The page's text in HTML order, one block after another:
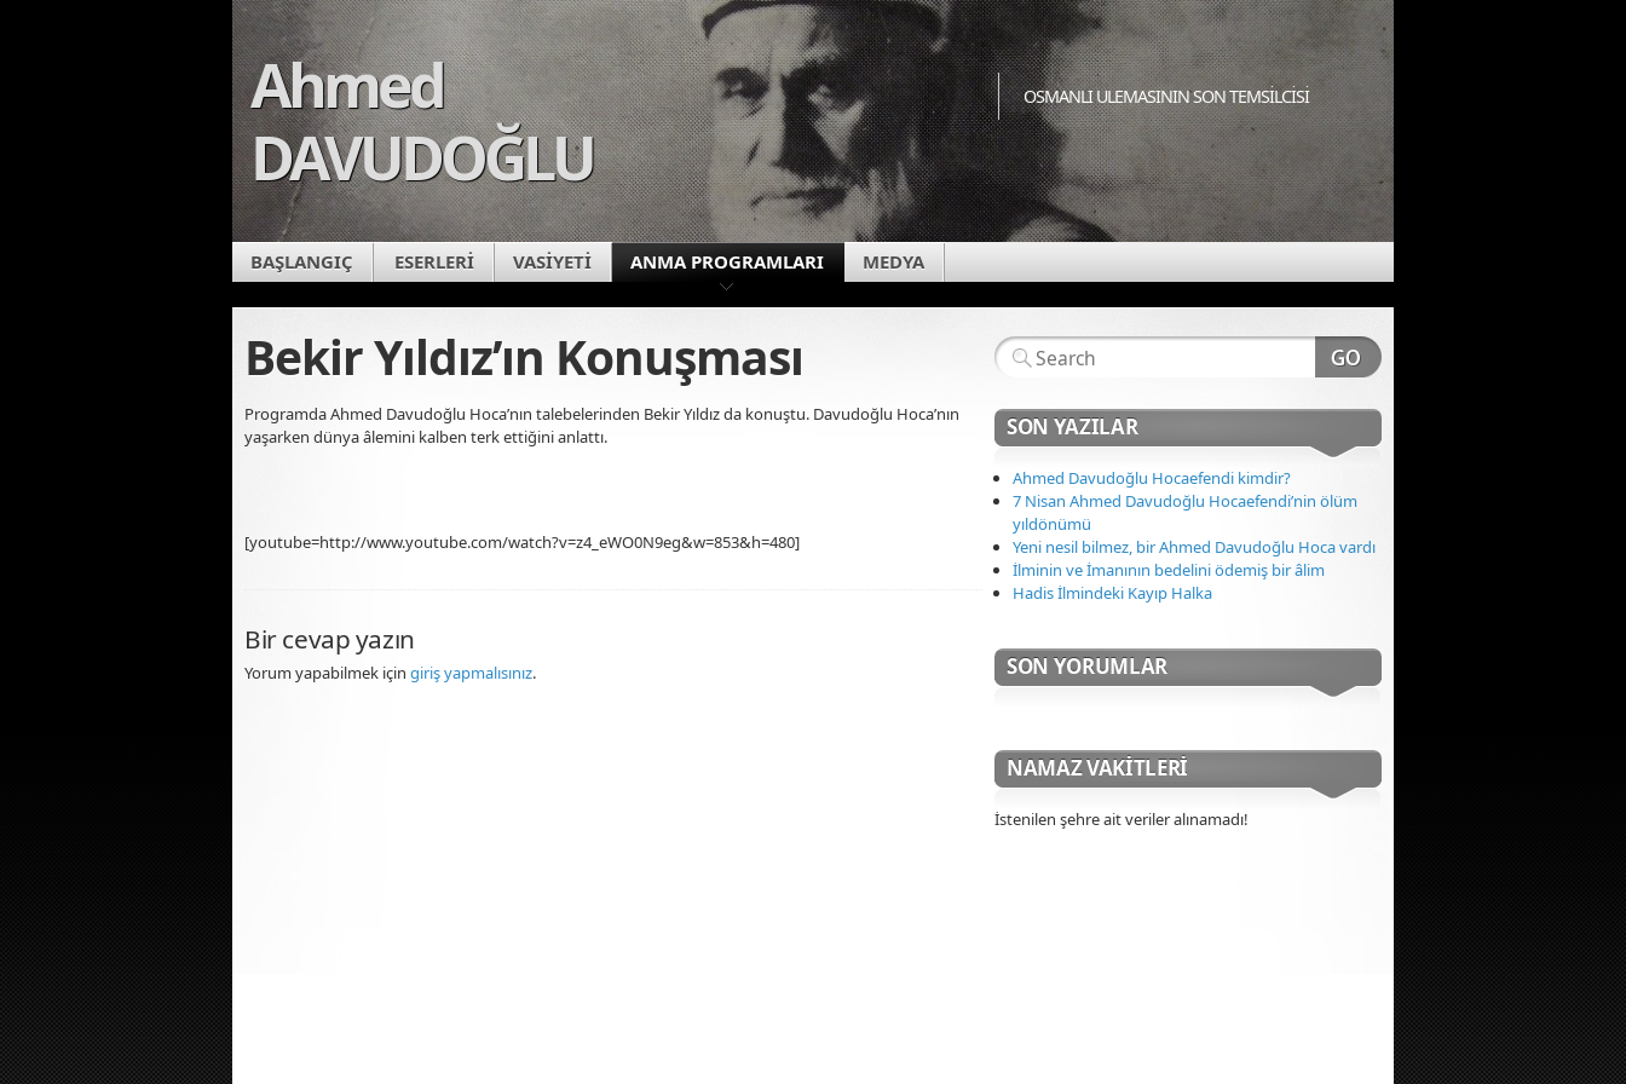
Ahmed
DAVUDOĞLU
OSMANLI ULEMASININ SON TEMSİLCİSİ
BAŞLANGIÇ ESERLERİ VASİYETİ ANMA PROGRAMLARI MEDYA
Bekir Yıldız’ın Konuşması
Programda Ahmed Davudoğlu Hoca’nın talebelerinden Bekir Yıldız da konuştu. Davudoğlu Hoca’nın
yaşarken dünya âlemini kalben terk ettiğini anlattı.
[youtube=http://www.youtube.com/watch?v=z4_eWO0N9eg&w=853&h=480]
Bir cevap yazın
Yorum yapabilmek için giriş yapmalısınız.
SON YAZILAR
Ahmed Davudoğlu Hocaefendi kimdir?
7 Nisan Ahmed Davudoğlu Hocaefendi’nin ölüm
yıldönümü
Yeni nesil bilmez, bir Ahmed Davudoğlu Hoca vardı
İlminin ve İmanının bedelini ödemiş bir âlim
Hadis İlmindeki Kayıp Halka
SON YORUMLAR
NAMAZ VAKITLERI
İstenilen şehre ait veriler alınamadı!